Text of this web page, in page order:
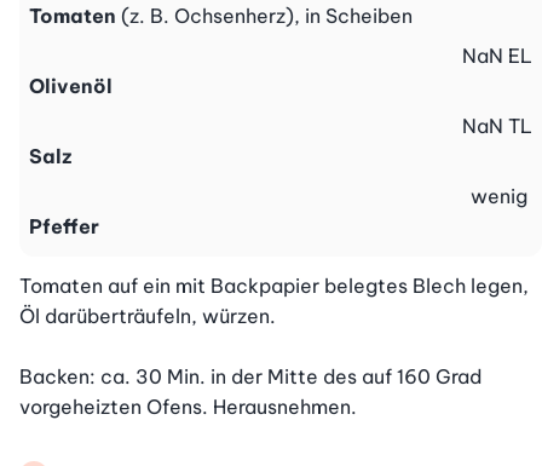
Tomaten (z. B. Ochsenherz), in Scheiben
Olivenöl
NaN EL
Salz
NaN TL
Pfeffer
wenig
Tomaten auf ein mit Backpapier belegtes Blech legen,
Öl darüberträufeln, würzen.
Backen: ca. 30 Min. in der Mitte des auf 160 Grad
vorgeheizten Ofens. Herausnehmen.